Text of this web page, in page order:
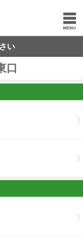
い
口